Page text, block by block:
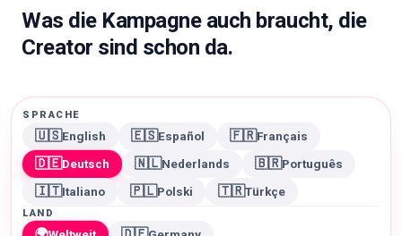
Was die Kampagne auch braucht, die
Creator sind schon da.
SPRACHE
🇺🇸English 🇪🇸Español 🇫🇷Français
🇩🇪Deutsch 🇳🇱Nederlands 🇧🇷Português
🇮🇹Italiano 🇵🇱Polski 🇹🇷Türkçe
LAND